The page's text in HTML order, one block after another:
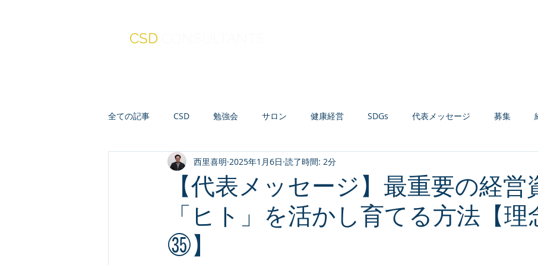
CSD
全ての記事 CSD 勉強会 サロン 健康経営 SDGs 代表メッセージ 募集
真・報連相 セミナー 人材育成 組織活性化
会計・財務・ファイナンス
【代表メッセージ】最重要の経営
「ヒト」を活かし育てる方法【理
㉟】
西里喜明 2025年1月6日 読了時間: 2分